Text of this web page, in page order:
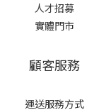
人才招募
實體門市
顧客服務
運送服務方式